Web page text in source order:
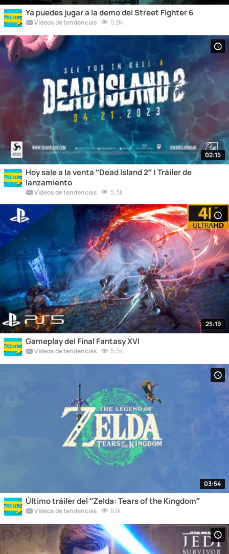
Ya puedes jugar a la demo del Street Fighter 6
Vídeos de tendencias 5,9k
02:15
Hoy sale a la venta “Dead Island 2” | Tráiler de
lanzamiento
Vídeos de tendencias 5,3k
25:19
Gameplay del Final Fantasy XVI
Vídeos de tendencias 5,5k
03:54
Último tráiler del “Zelda: Tears of the Kingdom”
Vídeos de tendencias 6,1k